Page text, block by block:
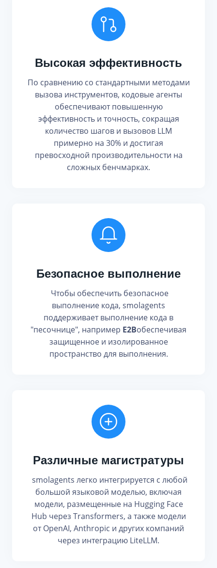
Высокая эффективность
По сравнению со стандартными методами
вызова инструментов, кодовые агенты
обеспечивают повышенную
эффективность и точность, сокращая
количество шагов и вызовов LLM
примерно на 30% и достигая
превосходной производительности на
сложных бенчмарках.
Безопасное выполнение
Чтобы обеспечить безопасное
выполнение кода, smolagents
поддерживает выполнение кода в
"песочнице", например E2Bобеспечивая
защищенное и изолированное
пространство для выполнения.
Различные магистратуры
smolagents легко интегрируется с любой
большой языковой моделью, включая
модели, размещенные на Hugging Face
Hub через Transformers, а также модели
от OpenAI, Anthropic и других компаний
через интеграцию LiteLLM.